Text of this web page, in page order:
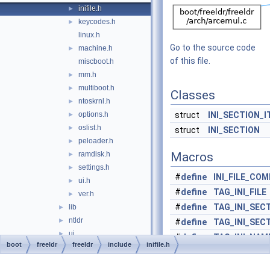
► inifile.h
►
keycodes.h
linux.h
►
machine.h
miscboot.h
► mm.h
► multiboot.h
► ntoskrnl.h
► options.h
► oslist.h
► peloader.h
► ramdisk.h
► settings.h
► ui.h
► ver.h
► lib
► ntldr
► ui
► arcname.c
Go to the source code
of this file.
Classes
struct
struct
INI_SECTION
Macros
#define
#define TAG_INI_FILE
#define
#define
#define
boot freeldr freeldr include inifile.h